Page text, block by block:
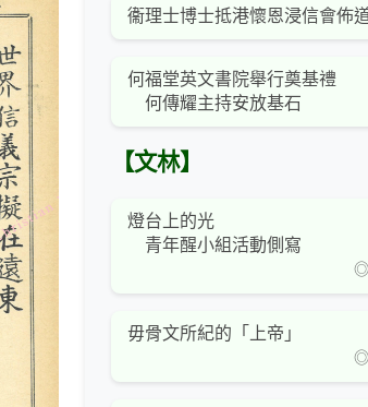
衞理士博士抵港懷恩浸信會佈
何福堂英文書院舉行奠基禮
何傳耀主持安放基石
【文林】
燈台上的光
青年醒小組活動側寫
◎
毋骨文所紀的「上帝」
◎